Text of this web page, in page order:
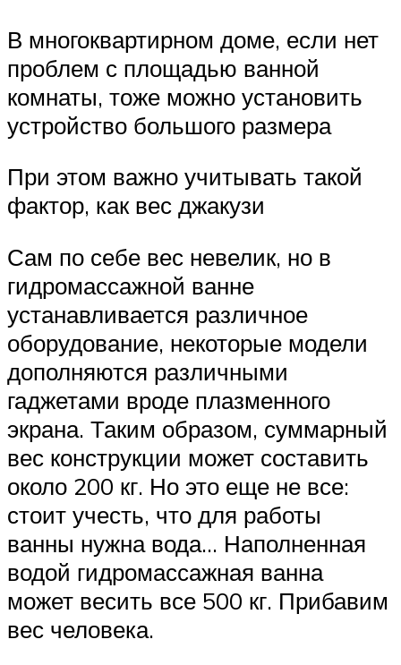
В многоквартирном доме, если нет
проблем с площадью ванной
комнаты, тоже можно установить
устройство большого размера
При этом важно учитывать такой
фактор, как вес джакузи
Сам по себе вес невелик, но в
гидромассажной ванне
устанавливается различное
оборудование, некоторые модели
дополняются различными
гаджетами вроде плазменного
экрана. Таким образом, суммарный
вес конструкции может составить
около 200 кг. Но это еще не все:
стоит учесть, что для работы
ванны нужна вода… Наполненная
водой гидромассажная ванна
может весить все 500 кг. Прибавим
вес человека.